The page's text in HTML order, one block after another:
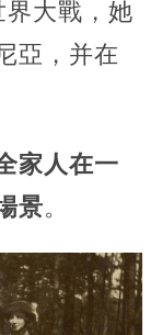
大戰，她
亞，并在
家人在一
景。